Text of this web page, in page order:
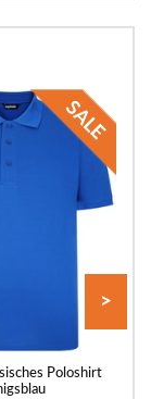
Poloshirt
>